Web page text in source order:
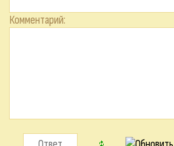
Комментарий: